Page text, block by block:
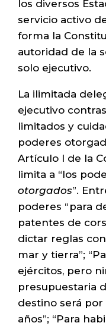
los diversos
servicio activo
forma la
autoridad de la
solo ejecutivo.
La ilimitada
ejecutivo
limitados y
poderes
Artículo I de la
limita a “los
otorgados”.
poderes “para
patentes de
dictar reglas
mar y tierra”;
ejércitos, pero
presupuestaria
destino será
años”; “Para